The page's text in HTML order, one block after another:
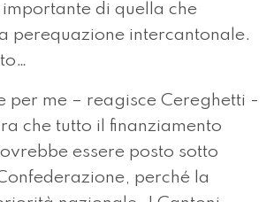
di quella che
perequazione intercantonale.
per me – reagisce Cereghetti -
che tutto il finanziamento
essere posto sotto
perché la